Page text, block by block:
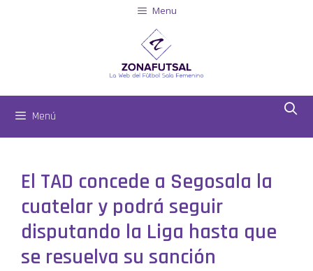
Menu
Menú
El TAD concede a Segosala la
cuatelar y podrá seguir
disputando la Liga hasta que
se resuelva su sanción